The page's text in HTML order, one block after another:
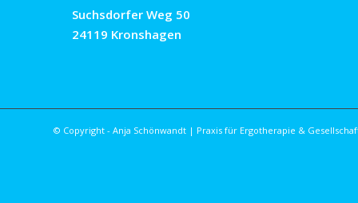
Suchsdorfer Weg 50
24119 Kronshagen
© Copyright - Anja Schönwandt | Praxis für Ergotherapie &